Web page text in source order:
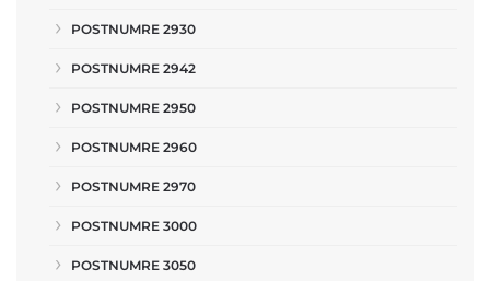
POSTNUMRE 2930
POSTNUMRE 2942
POSTNUMRE 2950
POSTNUMRE 2960
POSTNUMRE 2970
POSTNUMRE 3000
POSTNUMRE 3050